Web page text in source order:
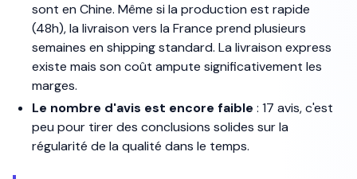
sont en Chine. Même si la production est rapide
(48h), la livraison vers la France prend plusieurs
semaines en shipping standard. La livraison express
existe mais son coût ampute significativement les
marges.
Le nombre d'avis est encore faible : 17 avis, c'est
peu pour tirer des conclusions solides sur la
régularité de la qualité dans le temps.